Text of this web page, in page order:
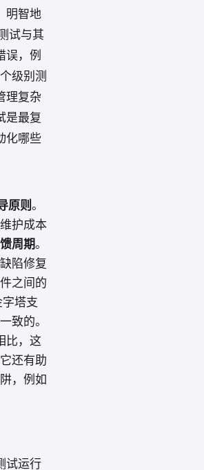
明智地
试与其
误，例
级别测
理复杂
是最复
化哪些
原则。
护成本
周期。
陷修复
之间的
塔支
致的。
比，这
还有助
，例如
试运行